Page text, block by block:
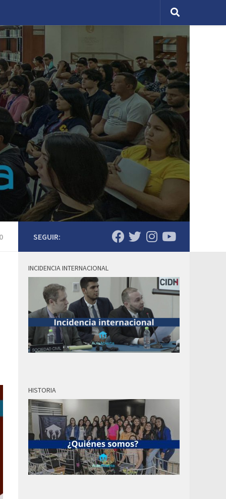
SEGUIR:
INCIDENCIA INTERNACIONAL
HISTORIA